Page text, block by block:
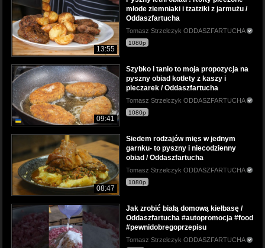
13:55
młode ziemniaki i tzatziki z jarmużu /
Oddaszfartucha
Tomasz Strzelczyk ODDASZFARTUCHA
1080p
09:41
Szybko i tanio to moja propozycja na
pyszny obiad kotlety z kaszy i
pieczarek / Oddaszfartucha
Tomasz Strzelczyk ODDASZFARTUCHA
1080p
08:47
Siedem rodzajów mięs w jednym
garnku- to pyszny i niecodzienny
obiad / Oddaszfartucha
Tomasz Strzelczyk ODDASZFARTUCHA
1080p
Jak zrobić białą domową kiełbasę /
Oddaszfartucha #autopromocja #food
#pewnidobregoprzepisu
Tomasz Strzelczyk ODDASZFARTUCHA